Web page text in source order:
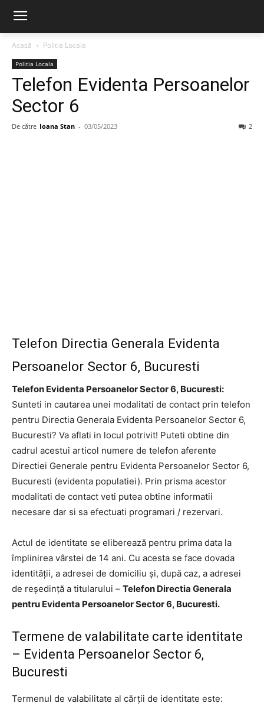
Acasă Politia Locala
Politia Locala
Telefon Evidenta Persoanelor
Sector 6
De către Ioana Stan - 03/05/2023 2
Telefon Directia Generala Evidenta
Persoanelor Sector 6, Bucuresti
Telefon Evidenta Persoanelor Sector 6, Bucuresti:
Sunteti in cautarea unei modalitati de contact prin telefon
pentru Directia Generala Evidenta Persoanelor Sector 6,
Bucuresti? Va aflati in locul potrivit! Puteti obtine din
cadrul acestui articol numere de telefon aferente
Directiei Generale pentru Evidenta Persoanelor Sector 6,
Bucuresti (evidenta populatiei). Prin prisma acestor
modalitati de contact veti putea obtine informatii
necesare dar si sa efectuati programari / rezervari.
Actul de identitate se eliberează pentru prima data la
împlinirea vârstei de 14 ani. Cu acesta se face dovada
identităţii, a adresei de domiciliu şi, după caz, a adresei
de reşedinţă a titularului – Telefon Directia Generala
pentru Evidenta Persoanelor Sector 6, Bucuresti.
Termene de valabilitate carte identitate
– Evidenta Persoanelor Sector 6,
Bucuresti
Termenul de valabilitate al cărţii de identitate este: